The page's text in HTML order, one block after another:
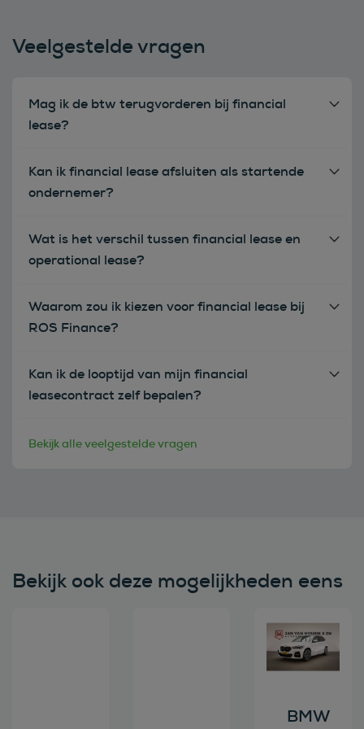
Veelgestelde vragen
Mag ik de btw terugvorderen bij financial
lease?
Kan ik financial lease afsluiten als startende
ondernemer?
Wat is het verschil tussen financial lease en
operational lease?
Waarom zou ik kiezen voor financial lease bij
ROS Finance?
Kan ik de looptijd van mijn financial
leasecontract zelf bepalen?
Bekijk alle veelgestelde vragen
Bekijk ook deze mogelijkheden eens
Bekijk deze
BMW